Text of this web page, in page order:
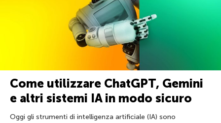
Come utilizzare ChatGPT, Gemini
e altri sistemi IA in modo sicuro
Oggi gli strumenti di intelligenza artificiale (IA) sono